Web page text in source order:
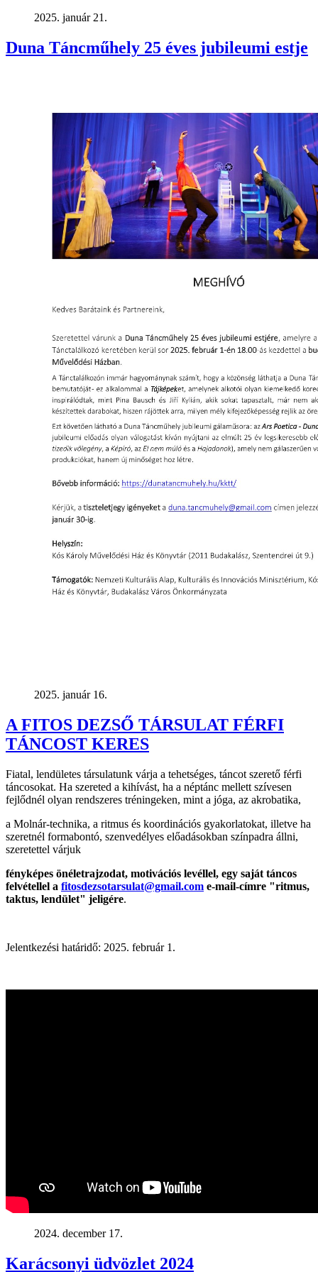
2025. január 21.
Duna Táncműhely 25 éves jubileumi estje
2025. január 16.
A FITOS DEZSŐ TÁRSULAT FÉRFI
TÁNCOST KERES
Fiatal, lendületes társulatunk várja a tehetséges, táncot szerető férfi
táncosokat. Ha szereted a kihívást, ha a néptánc mellett szívesen
fejlődnél olyan rendszeres tréningeken, mint a jóga, az akrobatika,
a Molnár-technika, a ritmus és koordinációs gyakorlatokat, illetve ha
szeretnél formabontó, szenvedélyes előadásokban színpadra állni,
szeretettel várjuk
fényképes önéletrajzodat, motivációs levéllel, egy saját táncos
felvétellel a fitosdezsotarsulat@gmail.com e-mail-címre "ritmus,
taktus, lendület" jeligére.
Jelentkezési határidő: 2025. február 1.
2024. december 17.
Karácsonyi üdvözlet 2024